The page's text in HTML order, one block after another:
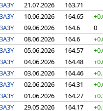
21.07.2026
163.71
10.06.2026 164.65
09.06.2026 164.6
0
08.06.2026 164.6
05.06.2026 164.57
04.06.2026 164.48
03.06.2026 164.46
02.06.2026 164.31
01.06.2026 164.27
29.05.2026 164.17